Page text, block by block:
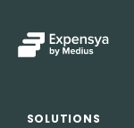
SOLUTIONS